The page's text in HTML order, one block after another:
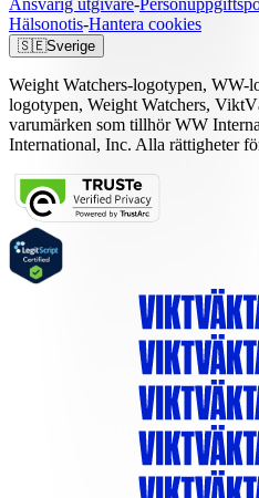
Ansvarig utgivare-
Hälsonotis-Hantera cookies
🇸🇪Sverige
Weight Watchers-logotypen, WW-
logotypen, Weight Watchers,
varumärken som tillhör WW
International, Inc. Alla rättigheter